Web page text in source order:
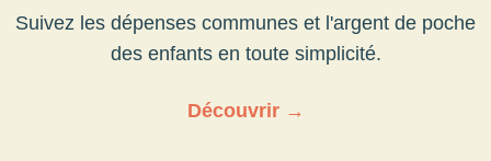
Suivez les dépenses communes et l'argent de poche
des enfants en toute simplicité.
Découvrir →